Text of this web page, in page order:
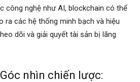
công nghệ như AI, blockchain có thể
ra các hệ thống minh bạch và hiệu
dõi và giải quyết tài sản bị lãng
nhìn chiến lược: